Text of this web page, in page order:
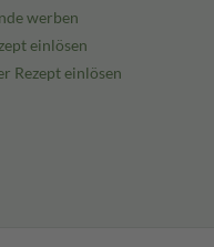
werben
einlösen
Rezept einlösen